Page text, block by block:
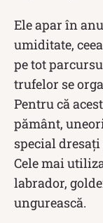
Ele apar în
umiditate,
pe tot
trufelor se
Pentru că
pământ,
special
Cele mai
labrador,
ungurească.